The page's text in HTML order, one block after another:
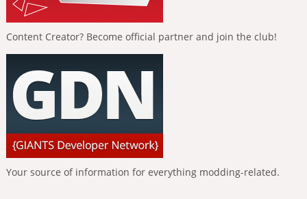
Content Creator? Become official partner and join the club!
Your source of information for everything modding-related.